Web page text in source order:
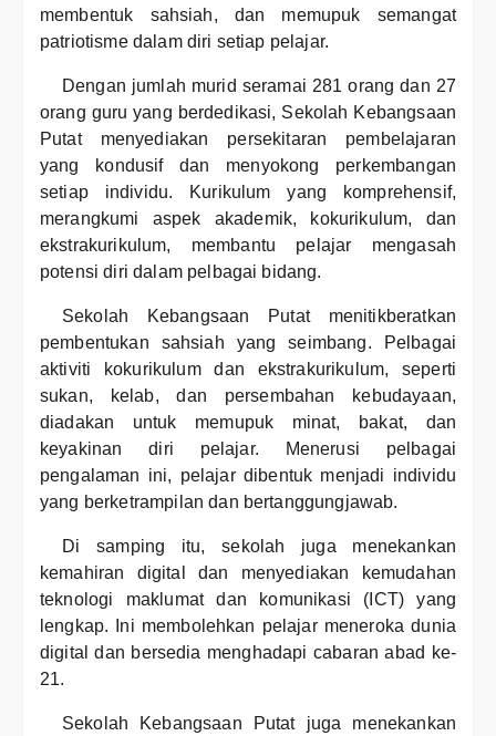
membentuk sahsiah, dan memupuk semangat
patriotisme dalam diri setiap pelajar.
Dengan jumlah murid seramai 281 orang dan 27
orang guru yang berdedikasi, Sekolah Kebangsaan
Putat menyediakan persekitaran pembelajaran
yang kondusif dan menyokong perkembangan
setiap individu. Kurikulum yang komprehensif,
merangkumi aspek akademik, kokurikulum, dan
ekstrakurikulum, membantu pelajar mengasah
potensi diri dalam pelbagai bidang.
Sekolah Kebangsaan Putat menitikberatkan
pembentukan sahsiah yang seimbang. Pelbagai
aktiviti kokurikulum dan ekstrakurikulum, seperti
sukan, kelab, dan persembahan kebudayaan,
diadakan untuk memupuk minat, bakat, dan
keyakinan diri pelajar. Menerusi pelbagai
pengalaman ini, pelajar dibentuk menjadi individu
yang berketrampilan dan bertanggungjawab.
Di samping itu, sekolah juga menekankan
kemahiran digital dan menyediakan kemudahan
teknologi maklumat dan komunikasi (ICT) yang
lengkap. Ini membolehkan pelajar meneroka dunia
digital dan bersedia menghadapi cabaran abad ke-
21.
Sekolah Kebangsaan Putat juga menekankan